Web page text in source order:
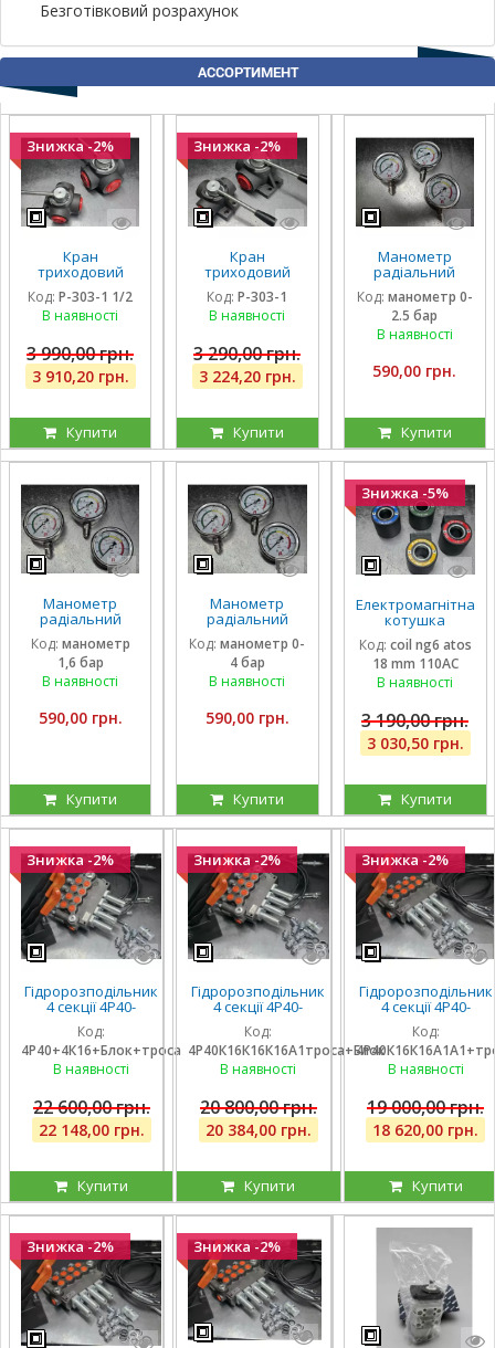
Безготівковий розрахунок
АССОРТИМЕНТ
Знижка -2%
Кран
триходовий
гідравлічний
Badestnost G1
1/2, 1 1/2 дюйма,
хв
Код: P-303-1 1/2
В наявності
3 990,00 грн.
3 910,20 грн.
Купити
Знижка -2%
Кран
триходовий
гідравлічний
Badestnost G1 1|
, 350 барів, 180 л/
дивертор
Код: P-303-1
В наявності
3 290,00 грн.
3 224,20 грн.
Купити
Манометр
радіальний
гліцириновий
вібростійкий 63
мм 0-2,5 Бар
Італія
Код: манометр 0-
2.5 бар
В наявності
590,00 грн.
Купити
Манометр
радіальний
гліцириновий
вібростійкий 63
мм 1,6 Бар Італія
Код: манометр
1,6 бар
В наявності
590,00 грн.
Купити
Манометр
радіальний
гліцириновий
вібростійкий 63
мм 0-4 Бар Італія
Код: манометр 0-
4 бар
В наявності
590,00 грн.
Купити
Знижка -5%
Електромагнітна
котушка
соленоїд Atos
110 вольтів
внутрішній
діаметр 18 мм
Код: coil ng6 atos
18 mm 110AC
В наявності
3 190,00 грн.
3 030,50 грн.
Купити
Знижка -2%
Гідророзподільник
4 секції 4Р40-
К16К16А1А1 з
плаваючими на 3
секції, троса та
блок важелів на 4
Код:
4Р40+4К16+Блок+троса
В наявності
22 600,00 грн.
22 148,00 грн.
Купити
Знижка -2%
Гідророзподільник
4 секції 4Р40-
К16К16К16А1 з
плаваючими на 3
секції, троса та
блок важелів на 4
Код:
4Р40К16К16К16А1троса+Блок
В наявності
20 800,00 грн.
20 384,00 грн.
Купити
Знижка -2%
Гідророзподільник
4 секції 4Р40-
К16К16А1А1 з
плаваючими на 2
секції, троса та
блок важелів на 4
Код:
В наявності
19 000,00 грн.
18 620,00 грн.
Купити
Знижка -2% Знижка -2%